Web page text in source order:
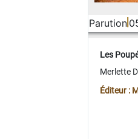
Parution
Les
Merlette
Éditeur :